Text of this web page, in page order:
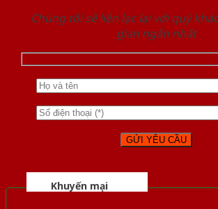
Chúng tôi sẽ liên lạc lại với quý
gian ngắn nhất
Khuyến mại